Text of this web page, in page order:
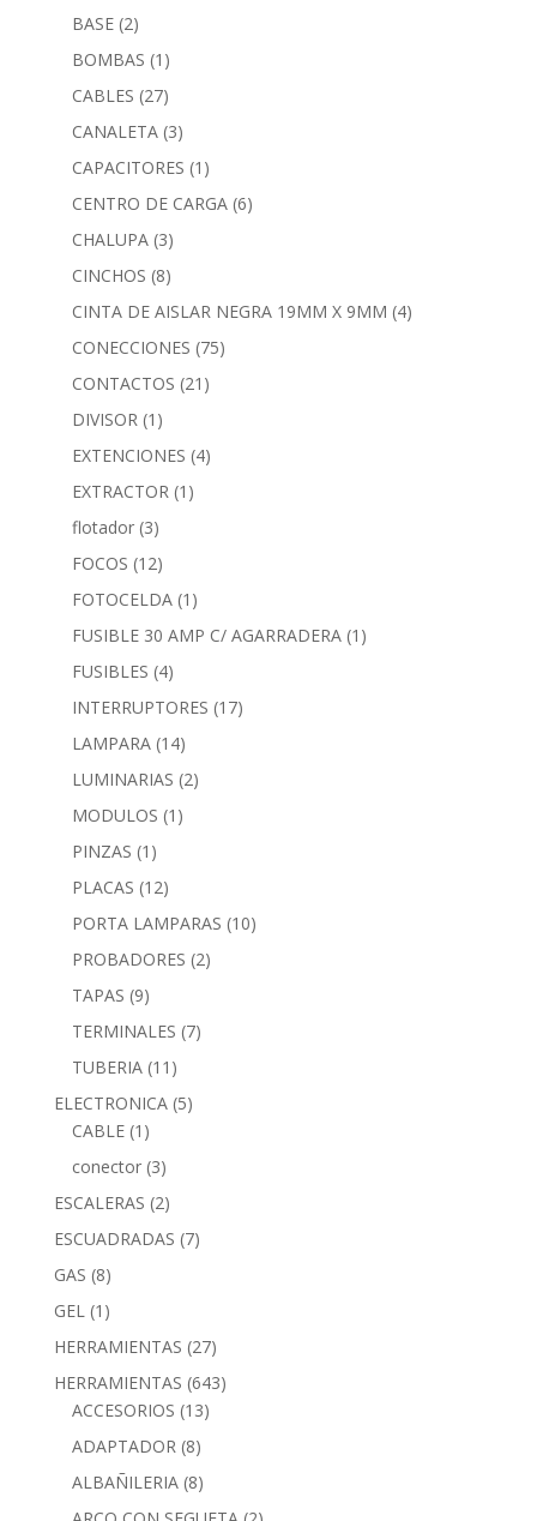
BASE (2)
BOMBAS (1)
CABLES (27)
CANALETA (3)
CAPACITORES (1)
CENTRO DE CARGA (6)
CHALUPA (3)
CINCHOS (8)
CINTA DE AISLAR NEGRA 19MM X 9MM (4)
CONECCIONES (75)
CONTACTOS (21)
DIVISOR (1)
EXTENCIONES (4)
EXTRACTOR (1)
flotador (3)
FOCOS (12)
FOTOCELDA (1)
FUSIBLE 30 AMP C/ AGARRADERA (1)
FUSIBLES (4)
INTERRUPTORES (17)
LAMPARA (14)
LUMINARIAS (2)
MODULOS (1)
PINZAS (1)
PLACAS (12)
PORTA LAMPARAS (10)
PROBADORES (2)
TAPAS (9)
TERMINALES (7)
TUBERIA (11)
ELECTRONICA (5)
CABLE (1)
conector (3)
ESCALERAS (2)
ESCUADRADAS (7)
GAS (8)
GEL (1)
HERRAMIENTAS (27)
HERRAMIENTAS (643)
ACCESORIOS (13)
ADAPTADOR (8)
ALBAÑILERIA (8)